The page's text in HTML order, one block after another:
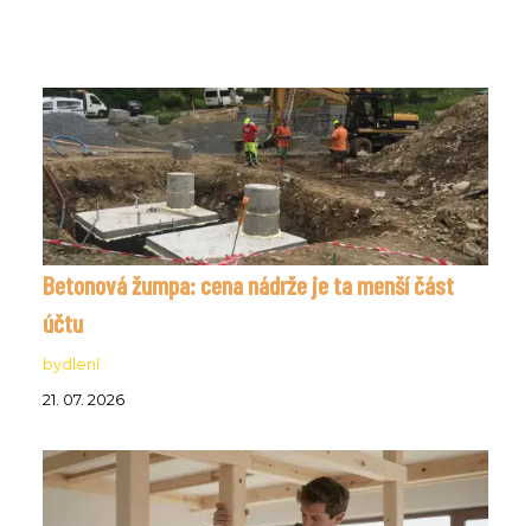
Betonová žumpa: cena nádrže je ta menší část
účtu
bydlení
21. 07. 2026